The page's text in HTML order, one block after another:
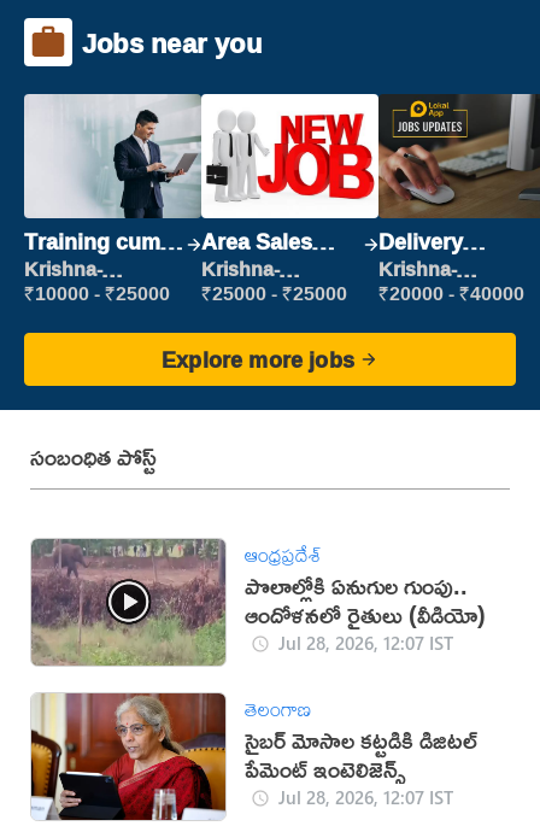
Jobs near you
Training cum
Placement
Krishna-
vijayawada
₹10000 - ₹25000
Area Sales
Manager (Field
Sales)
Krishna-
vijayawada
₹25000 - ₹25000
Delivery
Executive
Krishna-
vijayawada
₹20000 - ₹40000
Explore more jobs
సంబంధిత పోస్ట్
ఆంధ్రప్రదేశ్
పొలాల్లోకి ఏనుగుల గుంపు..
ఆందోళనలో రైతులు (వీడియో)
Jul 28, 2026, 12:07 IST
తెలంగాణ
సైబర్‌ మోసాల కట్టడికి డిజిటల్‌
పేమెంట్‌ ఇంటెలిజెన్స్‌
Jul 28, 2026, 12:07 IST